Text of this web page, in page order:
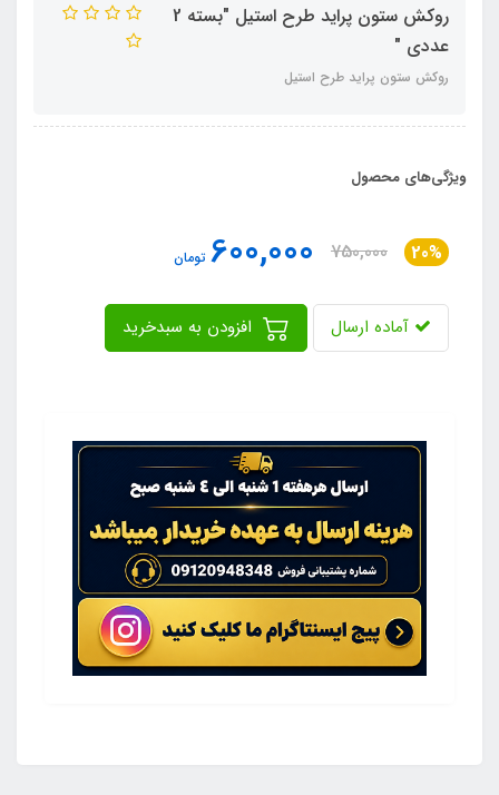
روکش ستون پراید طرح استیل "بسته 2
عددی "
روکش ستون پراید طرح استیل
ویژگی‌های محصول
20%
750,000
600,000 تومان
آماده ارسال